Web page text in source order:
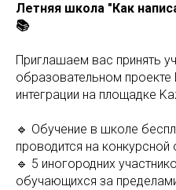
Летняя школа "Как
📚
Приглашаем вас принять
образовательном проекте
интеграции на площадке
🔹 Обучение в школе
проводится на конкурсной
🔹 5 иногородних
обучающихся за